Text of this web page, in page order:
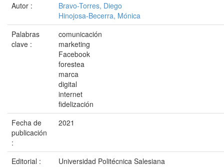
Autor :
Bravo-Torres, Diego
Hinojosa-Becerra, Mónica
Palabras
clave :
comunicación
marketing
Facebook
forestea
marca
digital
internet
fidelización
Fecha de
publicación
:
2021
Editorial :
Universidad Politécnica Salesiana